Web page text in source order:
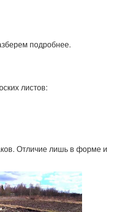
подробнее.
листов:
Отличие лишь в форме и